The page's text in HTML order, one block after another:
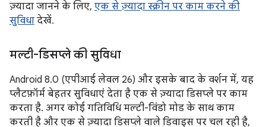
ज़्यादा जानने के लिए, एक से ज़्यादा स्क्रीन पर काम करने की
सुविधा देखें.
मल्टी-डिसप्ले की सुविधा
Android 8.0 (एपीआई लेवल 26) और इसके बाद के वर्शन में, यह
प्लैटफ़ॉर्म बेहतर सुविधाएं देता है एक से ज़्यादा डिसप्ले पर काम
करता है. अगर कोई गतिविधि मल्टी-विंडो मोड के साथ काम
करती है और एक से ज़्यादा डिसप्ले वाले डिवाइस पर चल रही है,